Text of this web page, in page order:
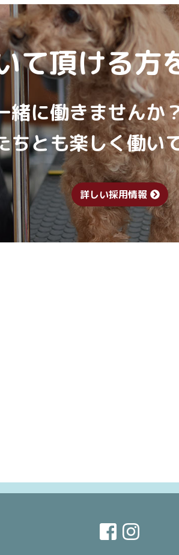
て頂ける方
緒に働きませんか
ちとも楽しく働い
詳しい採用情報